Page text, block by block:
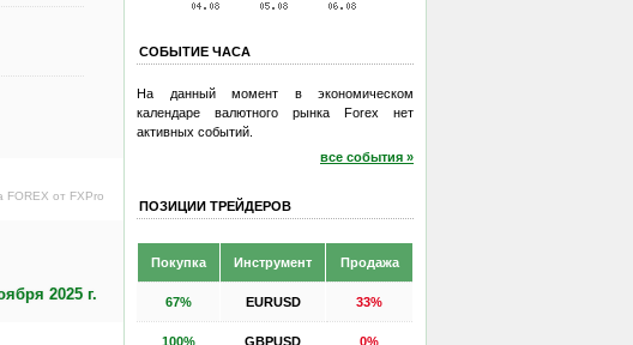
FOREX от FXPro
2025 г.
СОБЫТИЕ ЧАСА
На данный момент в экономическом
календаре валютного рынка Forex нет
активных событий.
все события »
ПОЗИЦИИ ТРЕЙДЕРОВ
Покупка Инструмент Продажа
67% EURUSD 33%
100% GBPUSD 0%